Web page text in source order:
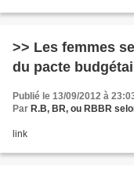
>> Les femmes
du pacte
Publié le 13/09/2012 à
Par R.B, BR, ou RBBR
link